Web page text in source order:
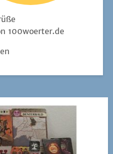
100woerter.de